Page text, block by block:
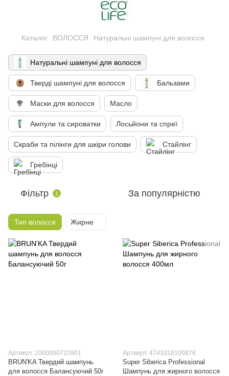
Каталог ВОЛОССЯ Натуральні шампуні для волосся
Натуральні шампуні для волосся
Тверді шампуні для волосся Бальзами
Маски для волосся Масло
Ампули та сироватки Лосьйони та спреї
Скраби та пілінги для шкіри голови Стайлінг
Гребінці
Фільтр 1 За популярністю
Тип волосся Жирне
Артикул: 2000000722901
BRUN'KA Твердий шампунь
для волосся Балансуючий 50г
Артикул: 4743318100876
Super Siberica Professional
Шампунь для жирного волосся